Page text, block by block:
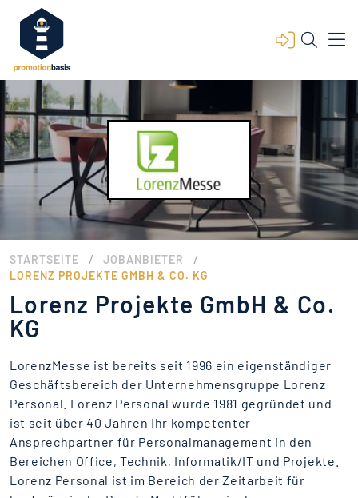
STARTSEITE / JOBANBIETER /
LORENZ PROJEKTE GMBH & CO. KG
Lorenz Projekte GmbH & Co.
KG
LorenzMesse ist bereits seit 1996 ein eigenständiger
Geschäftsbereich der Unternehmensgruppe Lorenz
Personal. Lorenz Personal wurde 1981 gegründet und
ist seit über 40 Jahren Ihr kompetenter
Ansprechpartner für Personalmanagement in den
Bereichen Office, Technik, Informatik/IT und Projekte.
Lorenz Personal ist im Bereich der Zeitarbeit für